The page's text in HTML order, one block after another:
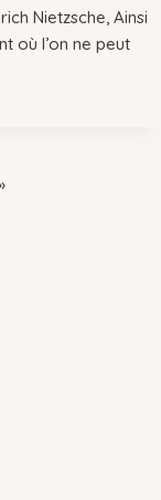
Nietzsche, Ainsi
où l’on ne peut